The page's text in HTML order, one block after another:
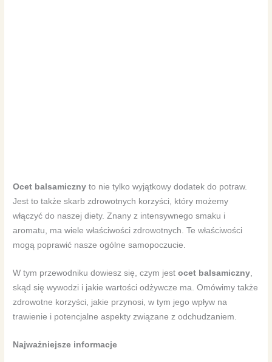
Ocet balsamiczny to nie tylko wyjątkowy dodatek do potraw.
Jest to także skarb zdrowotnych korzyści, który możemy
włączyć do naszej diety. Znany z intensywnego smaku i
aromatu, ma wiele właściwości zdrowotnych. Te właściwości
mogą poprawić nasze ogólne samopoczucie.
W tym przewodniku dowiesz się, czym jestocet balsamiczny,
skąd się wywodzi i jakie wartości odżywcze ma. Omówimy także
zdrowotne korzyści, jakie przynosi, w tym jego wpływ na
trawienie i potencjalne aspekty związane z odchudzaniem.
Najważniejsze informacje